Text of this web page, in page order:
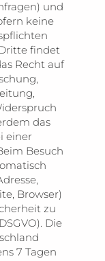
und
keine
findet
Recht auf
das
einer
Besuch
Browser)
zu
Die
7 Tagen